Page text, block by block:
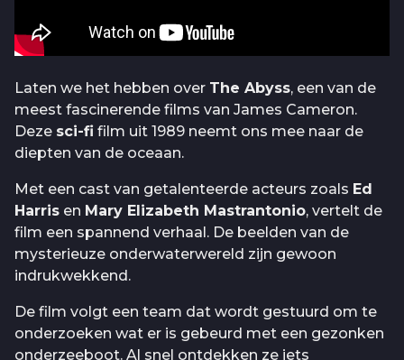
Laten we het hebben over The Abyss, een van de
meest fascinerende films van James Cameron.
Deze sci-fi film uit 1989 neemt ons mee naar de
diepten van de oceaan.
Met een cast van getalenteerde acteurs zoals Ed
Harris en Mary Elizabeth Mastrantonio, vertelt de
film een spannend verhaal. De beelden van de
mysterieuze onderwaterwereld zijn gewoon
indrukwekkend.
De film volgt een team dat wordt gestuurd om te
onderzoeken wat er is gebeurd met een gezonken
onderzeeboot. Al snel ontdekken ze iets